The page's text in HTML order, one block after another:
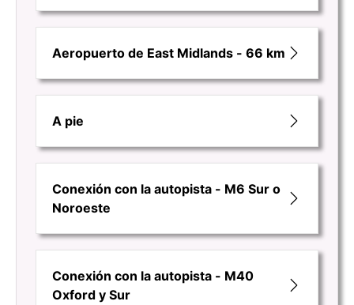
Aeropuerto de East Midlands - 66 km
A pie
Conexión con la autopista - M6 Sur o
Noroeste
Conexión con la autopista - M40
Oxford y Sur